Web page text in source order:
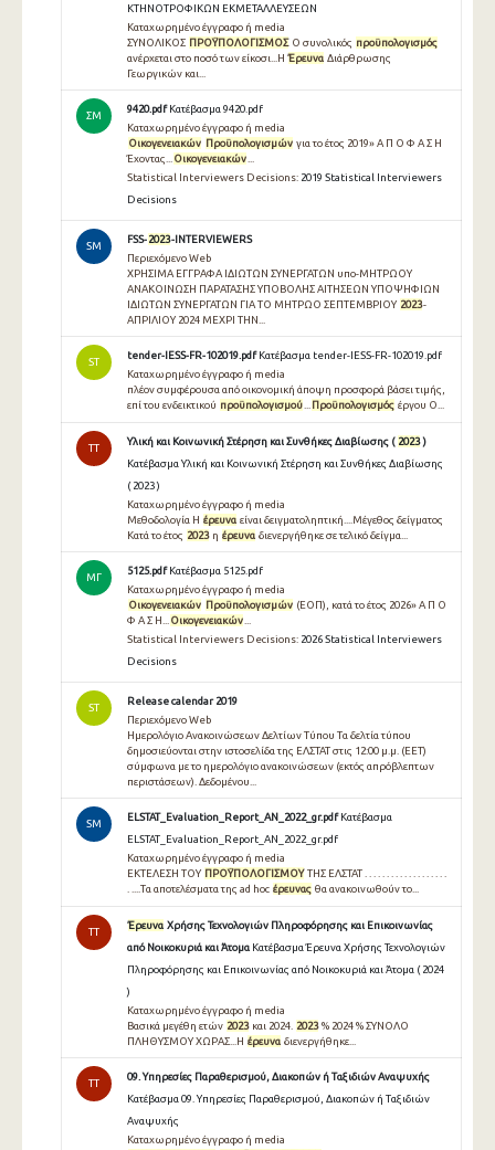
ΚΤΗΝΟΤΡΟΦΙΚΩΝ ΕΚΜΕΤΑΛΛΕΥΣΕΩΝ
Καταχωρημένο έγγραφο ή media
ΣΥΝΟΛΙΚΟΣ ΠΡΟΫΠΟΛΟΓΙΣΜΟΣΟ συνολικός προϋπολογισμός
ανέρχεται στο ποσό των είκοσι...Η Έρευνα Διάρθρωσης
Γεωργικών και...
ΣΜ
9420.pdf Κατέβασμα 9420.pdf
Καταχωρημένο έγγραφο ή media
Οικογενειακών Προϋπολογισμών για το έτος 2019» Α Π Ο Φ Α Σ Η
Έχοντας... Οικογενειακών...
Statistical Interviewers Decisions: 2019 Statistical Interviewers
Decisions
SM
FSS- 2023-INTERVIEWERS
Περιεχόμενο Web
ΧΡΗΣΙΜΑ ΕΓΓΡΑΦΑ ΙΔΙΩΤΩΝ ΣΥΝΕΡΓΑΤΩΝ υπο-ΜΗΤΡΩΟΥ
ΑΝΑΚΟΙΝΩΣΗ ΠΑΡΑΤΑΣΗΣ ΥΠΟΒΟΛΗΣ ΑΙΤΗΣΕΩΝ ΥΠΟΨΗΦΙΩΝ
ΙΔΙΩΤΩΝ ΣΥΝΕΡΓΑΤΩΝ ΓΙΑ ΤΟ ΜΗΤΡΩΟ ΣΕΠΤΕΜΒΡΙΟΥ 2023-
ΑΠΡΙΛΙΟΥ 2024 ΜΕΧΡΙ ΤΗΝ...
ST
tender-IESS-FR-102019.pdf Κατέβασμα tender-IESS-FR-102019.pdf
Καταχωρημένο έγγραφο ή media
πλέον συμφέρουσα από οικονομική άποψη προσφορά βάσει τιμής,
επί του ενδεικτικού προϋπολογισμού... Προϋπολογισμός έργου Ο...
TT
Υλική και Κοινωνική Στέρηση και Συνθήκες Διαβίωσης ( 2023)
Κατέβασμα Υλική και Κοινωνική Στέρηση και Συνθήκες Διαβίωσης
( 2023 )
Καταχωρημένο έγγραφο ή media
Μεθοδολογία Η έρευνα είναι δειγματοληπτική....Μέγεθος δείγματος
Κατά το έτος 2023η έρευνα διενεργήθηκε σε τελικό δείγμα...
ΜΓ
5125.pdf Κατέβασμα 5125.pdf
Καταχωρημένο έγγραφο ή media
Οικογενειακών Προϋπολογισμών (ΕΟΠ), κατά το έτος 2026» Α Π Ο
Φ Α Σ Η... Οικογενειακών...
Statistical Interviewers Decisions: 2026 Statistical Interviewers
Decisions
ST
Release calendar 2019
Περιεχόμενο Web
Ημερολόγιο Ανακοινώσεων Δελτίων Τύπου Τα δελτία τύπου
δημοσιεύονται στην ιστοσελίδα της ΕΛΣΤΑΤ στις 12:00 μ.μ. (EET)
σύμφωνα με το ημερολόγιο ανακοινώσεων (εκτός απρόβλεπτων
περιστάσεων). Δεδομένου...
SM
ELSTAT_Evaluation_Report_AN_2022_gr.pdf Κατέβασμα
ELSTAT_Evaluation_Report_AN_2022_gr.pdf
Καταχωρημένο έγγραφο ή media
ΕΚΤΕΛΕΣΗ ΤΟΥ ΠΡΟΫΠΟΛΟΓΙΣΜΟΥΤΗΣ ΕΛΣΤΑΤ . . . . . . . . . . . . . . . . . . .
. ....Τα αποτελέσματα της ad hoc έρευνας θα ανακοινωθούν το...
TT
Έρευνα Χρήσης Τεχνολογιών Πληροφόρησης και Επικοινωνίας
από Νοικοκυριά και Άτομα Κατέβασμα Έρευνα Χρήσης Τεχνολογιών
Πληροφόρησης και Επικοινωνίας από Νοικοκυριά και Άτομα ( 2024
)
Καταχωρημένο έγγραφο ή media
Βασικά μεγέθη ετών 2023και 2024. 2023% 2024 % ΣΥΝΟΛΟ
ΠΛΗΘΥΣΜΟΥ ΧΩΡΑΣ...Η έρευνα διενεργήθηκε...
TT
09. Υπηρεσίες Παραθερισμού, Διακοπών ή Ταξιδιών Αναψυχής
Κατέβασμα 09. Υπηρεσίες Παραθερισμού, Διακοπών ή Ταξιδιών
Αναψυχής
Καταχωρημένο έγγραφο ή media